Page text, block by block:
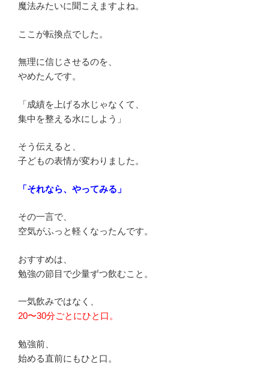
魔法みたいに聞こえますよね。
ここが転換点でした。
無理に信じさせるのを、
やめたんです。
「成績を上げる水じゃなくて、
集中を整える水にしよう」
そう伝えると、
子どもの表情が変わりました。
「それなら、やってみる」
その一言で、
空気がふっと軽くなったんです。
おすすめは、
勉強の節目で少量ずつ飲むこと。
一気飲みではなく、
20〜30分ごとにひと口。
勉強前、
始める直前にもひと口。